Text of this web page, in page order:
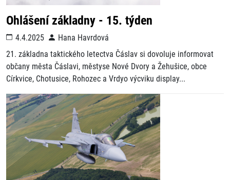
Ohlášení základny - 15. týden
4.4.2025
Hana Havrdová
21. základna taktického letectva Čáslav si dovoluje informovat
občany města Čáslavi, městyse Nové Dvory a Žehušice, obce
Církvice, Chotusice, Rohozec a Vrdyo výcviku display...